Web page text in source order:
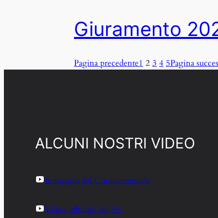
Giuramento
Pagina precedente1 2 3 4 5Pagina
ALCUNI NOSTRI VIDEO
Immagini del Cinquantennale
Video ufficiale del 50°